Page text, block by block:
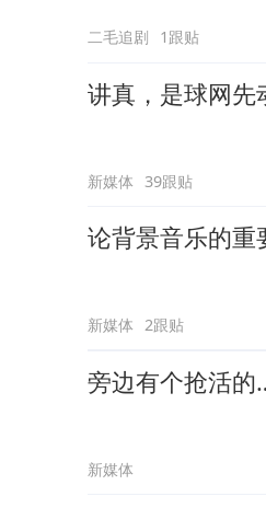
二毛追剧 1跟贴
讲真，是球网先
新媒体 39跟贴
论背景音乐的重
新媒体 2跟贴
旁边有个抢活的
新媒体